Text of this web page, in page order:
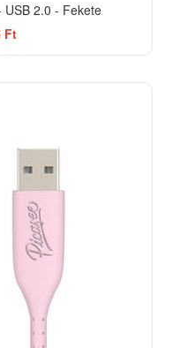
USB 2.0 - Fekete
Ft